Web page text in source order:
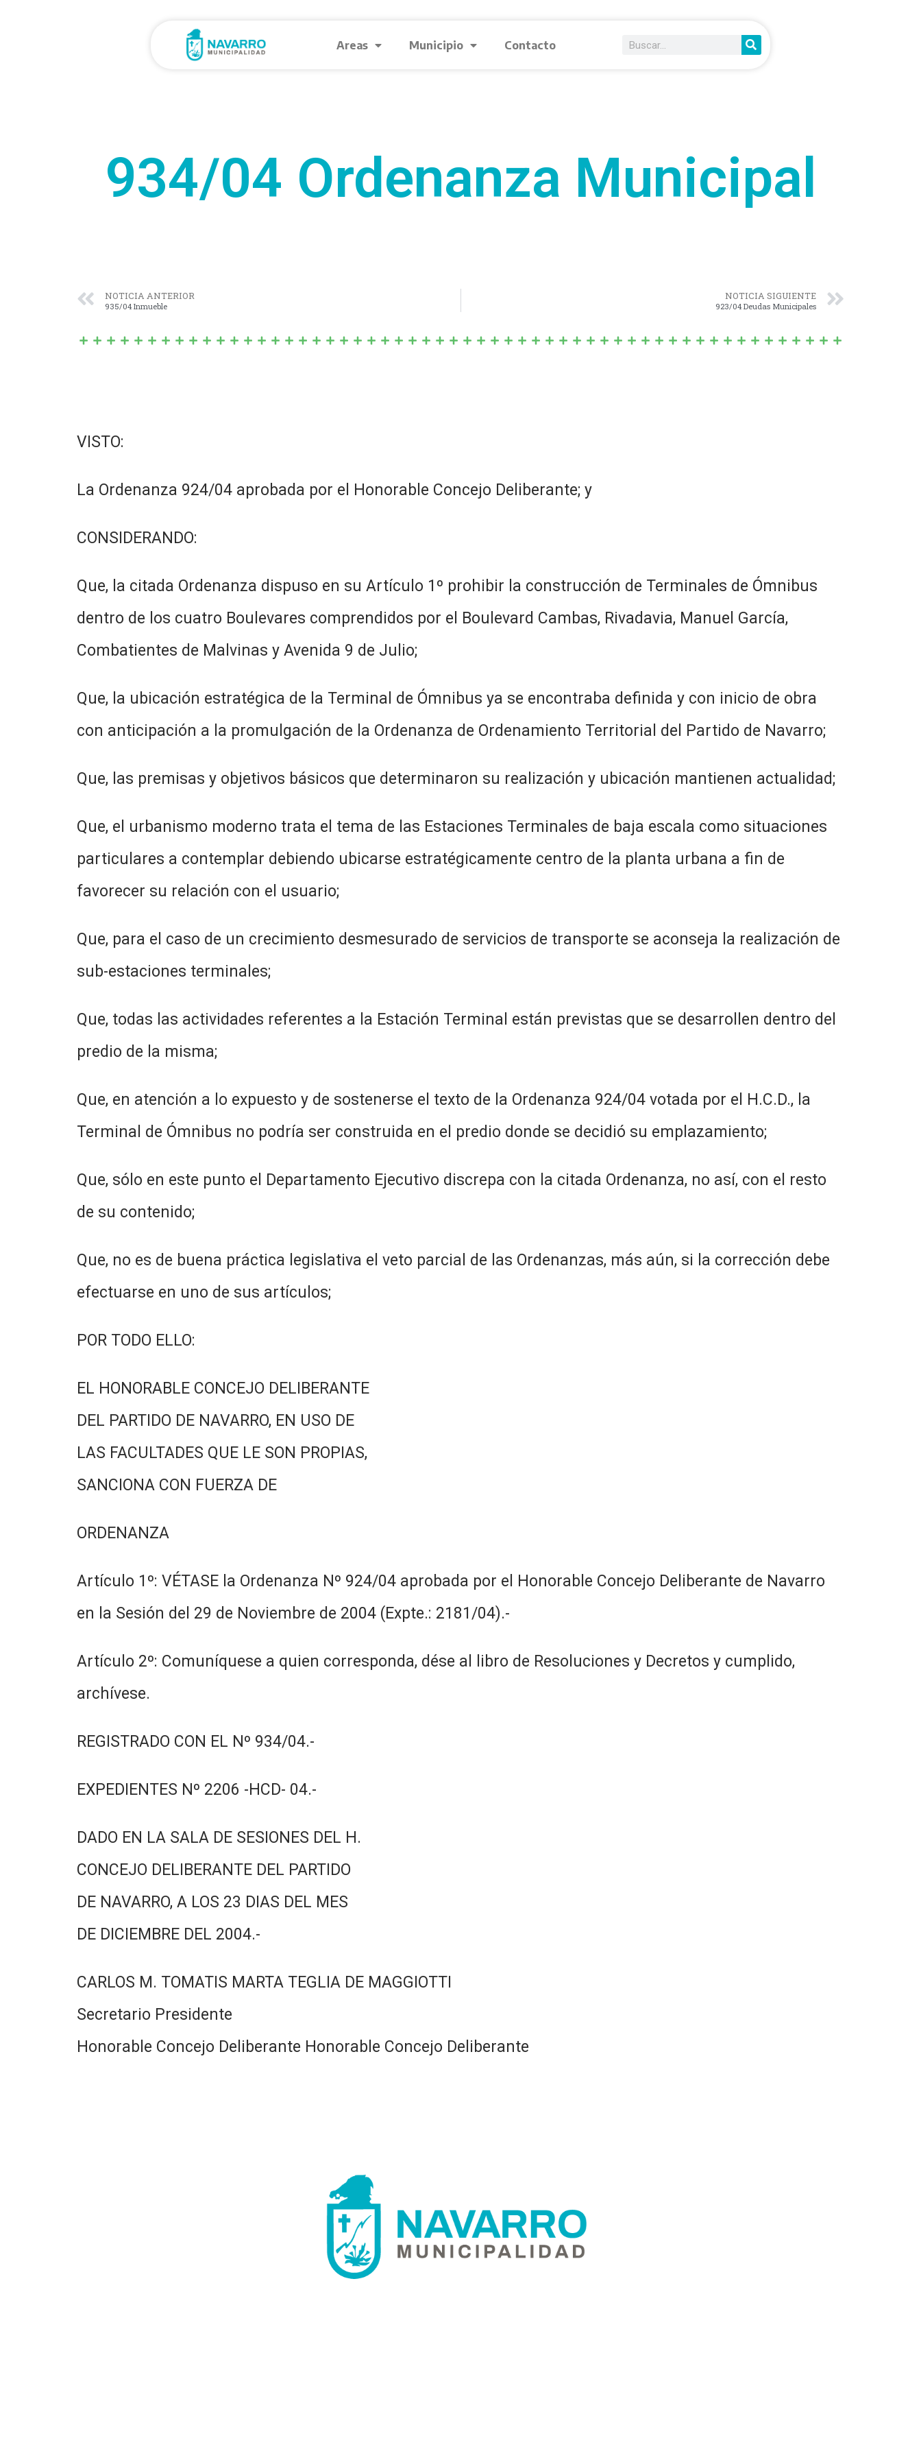
Areas Municipio Contacto
934/04 Ordenanza Municipal
NOTICIA ANTERIOR
935/04 Inmueble
NOTICIA SIGUIENTE
923/04 Deudas Municipales
VISTO:
La Ordenanza 924/04 aprobada por el Honorable Concejo Deliberante; y
CONSIDERANDO:
Que, la citada Ordenanza dispuso en su Artículo 1º prohibir la construcción de Terminales de Ómnibus
dentro de los cuatro Boulevares comprendidos por el Boulevard Cambas, Rivadavia, Manuel García,
Combatientes de Malvinas y Avenida 9 de Julio;
Que, la ubicación estratégica de la Terminal de Ómnibus ya se encontraba definida y con inicio de obra
con anticipación a la promulgación de la Ordenanza de Ordenamiento Territorial del Partido de Navarro;
Que, las premisas y objetivos básicos que determinaron su realización y ubicación mantienen actualidad;
Que, el urbanismo moderno trata el tema de las Estaciones Terminales de baja escala como situaciones
particulares a contemplar debiendo ubicarse estratégicamente centro de la planta urbana a fin de
favorecer su relación con el usuario;
Que, para el caso de un crecimiento desmesurado de servicios de transporte se aconseja la realización de
sub-estaciones terminales;
Que, todas las actividades referentes a la Estación Terminal están previstas que se desarrollen dentro del
predio de la misma;
Que, en atención a lo expuesto y de sostenerse el texto de la Ordenanza 924/04 votada por el H.C.D., la
Terminal de Ómnibus no podría ser construida en el predio donde se decidió su emplazamiento;
Que, sólo en este punto el Departamento Ejecutivo discrepa con la citada Ordenanza, no así, con el resto
de su contenido;
Que, no es de buena práctica legislativa el veto parcial de las Ordenanzas, más aún, si la corrección debe
efectuarse en uno de sus artículos;
POR TODO ELLO:
EL HONORABLE CONCEJO DELIBERANTE
DEL PARTIDO DE NAVARRO, EN USO DE
LAS FACULTADES QUE LE SON PROPIAS,
SANCIONA CON FUERZA DE
ORDENANZA
Artículo 1º: VÉTASE la Ordenanza Nº 924/04 aprobada por el Honorable Concejo Deliberante de Navarro
en la Sesión del 29 de Noviembre de 2004 (Expte.: 2181/04).-
Artículo 2º: Comuníquese a quien corresponda, dése al libro de Resoluciones y Decretos y cumplido,
archívese.
REGISTRADO CON EL Nº 934/04.-
EXPEDIENTES Nº 2206 -HCD- 04.-
DADO EN LA SALA DE SESIONES DEL H.
CONCEJO DELIBERANTE DEL PARTIDO
DE NAVARRO, A LOS 23 DIAS DEL MES
DE DICIEMBRE DEL 2004.-
CARLOS M. TOMATIS MARTA TEGLIA DE MAGGIOTTI
Secretario Presidente
Honorable Concejo Deliberante Honorable Concejo Deliberante